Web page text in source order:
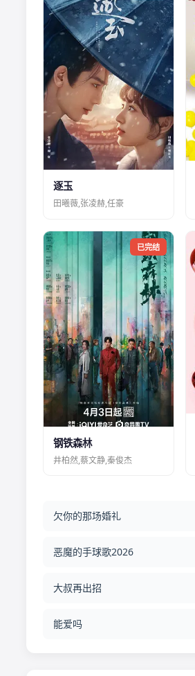
逐玉
田曦薇,张凌赫,任豪
已完结
钢铁森林
井柏然,蔡文静,秦俊杰
欠你的那场婚礼
恶魔的手球歌2026
大叔再出招
能爱吗